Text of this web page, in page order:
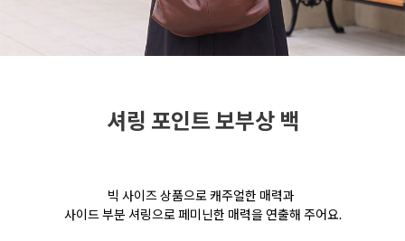
셔링 포인트 보부상 백
빅 사이즈 상품으로 캐주얼한 매력과
사이드 부분 셔링으로 페미닌한 매력을 연출해 주어요.